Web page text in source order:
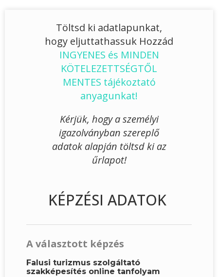
Töltsd ki adatlapunkat,
hogy eljuttathassuk Hozzád
INGYENES és MINDEN
KÖTELEZETTSÉGTŐL
MENTES tájékoztató
anyagunkat!
Kérjük, hogy a személyi
igazolványban szereplő
adatok alapján töltsd ki az
űrlapot!
KÉPZÉSI ADATOK
A választott képzés
Falusi turizmus szolgáltató
szakképesítés online tanfolyam